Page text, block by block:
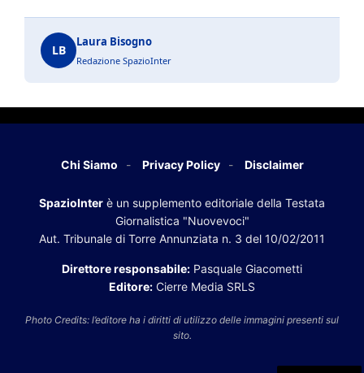
LB
Laura Bisogno
Redazione SpazioInter
Chi Siamo Privacy Policy Disclaimer
SpazioInter è un supplemento editoriale della Testata
Giornalistica "Nuovevoci"
Aut. Tribunale di Torre Annunziata n. 3 del 10/02/2011
Direttore responsabile: Pasquale Giacometti
Editore: Cierre Media SRLS
Photo Credits: l’editore ha i diritti di utilizzo delle immagini presenti sul
sito.